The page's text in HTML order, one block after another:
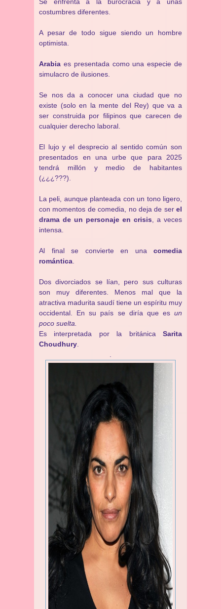
costumbres diferentes.
A pesar de todo sigue siendo un hombre
optimista.
Arabia es presentada como una especie de
simulacro de ilusiones.
Se nos da a conocer una ciudad que no
existe (solo en la mente del Rey) que va a
ser construida por filipinos que carecen de
cualquier derecho laboral.
El lujo y el desprecio al sentido común son
presentados en una urbe que para 2025
tendrá millón y medio de habitantes
(¿¿¿???).
La peli, aunque planteada con un tono ligero,
con momentos de comedia, no deja de ser el
drama de un personaje en crisis , a veces
intensa.
Al final se convierte en una comedia
romántica
Dos divorciados se lían, pero sus culturas
son muy diferentes. Menos mal que la
atractiva madurita saudí tiene un espíritu muy
occidental. En su país se diría que es un
poco suelta.
Es interpretada por la británica Sarita
Choudhury